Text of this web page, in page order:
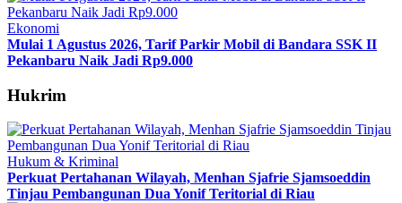
Ekonomi
Mulai 1 Agustus 2026, Tarif Parkir Mobil di Bandara SSK II
Pekanbaru Naik Jadi Rp9.000
Hukrim
Hukum & Kriminal
Perkuat Pertahanan Wilayah, Menhan Sjafrie Sjamsoeddin
Tinjau Pembangunan Dua Yonif Teritorial di Riau